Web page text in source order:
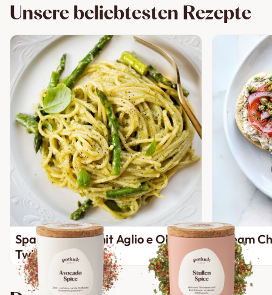
Unsere beliebtesten Rezepte
Spargel Pasta mit Aglio e Olio
Twist
Cream